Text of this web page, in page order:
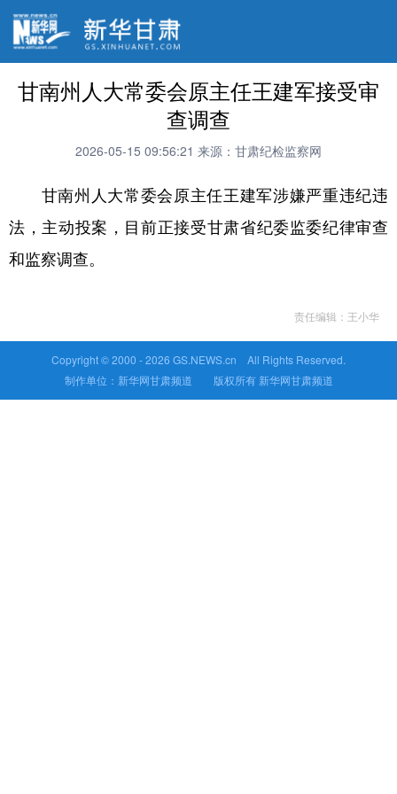
甘南州人大常委会原主任王建军接受审
查调查
2026-05-15 09:56:21 来源：甘肃纪检监察网
甘南州人大常委会原主任王建军涉嫌严重违纪违
法，主动投案，目前正接受甘肃省纪委监委纪律审查
和监察调查。
责任编辑：王小华
Copyright © 2000 -2026 GS.NEWS.cn All Rights Reserved.
制作单位：新华网甘肃频道 版权所有 新华网甘肃频道